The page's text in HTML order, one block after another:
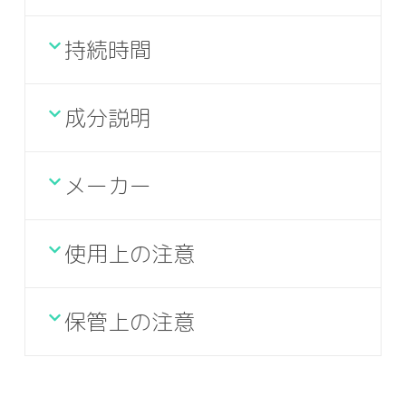
持続時間
成分説明
メーカー
使用上の注意
保管上の注意